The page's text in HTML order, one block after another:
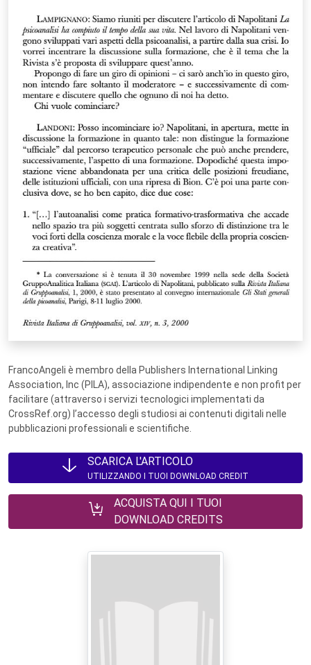
FrancoAngeli è membro della Publishers International Linking
Association, Inc (PILA), associazione indipendente e non profit per
facilitare (attraverso i servizi tecnologici implementati da
CrossRef.org) l’accesso degli studiosi ai contenuti digitali nelle
pubblicazioni professionali e scientifiche.
SCARICA L'ARTICOLO
UTILIZZANDO I TUOI DOWNLOAD CREDIT
ACQUISTA QUI I TUOI
DOWNLOAD CREDITS